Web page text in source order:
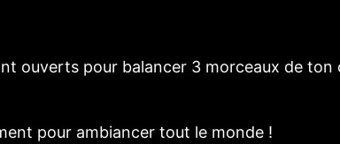
ouverts pour balancer 3 morceaux de
pour ambiancer tout le monde !